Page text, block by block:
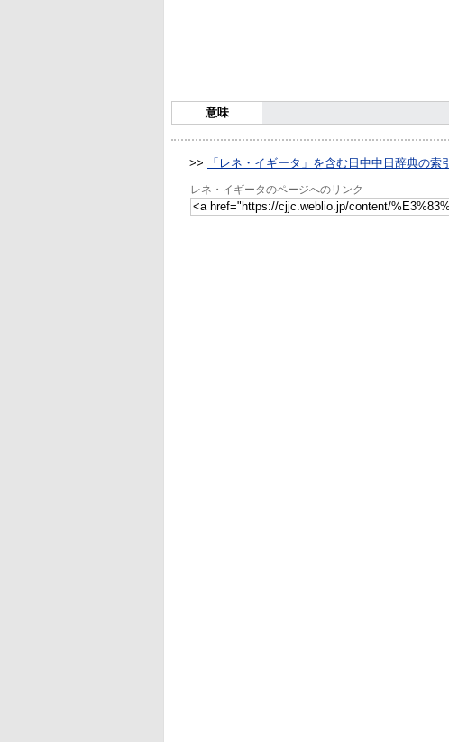
意味
>> 「レネ・イギータ」を含む日中中日辞典の索引
レネ・イギータのページへのリンク